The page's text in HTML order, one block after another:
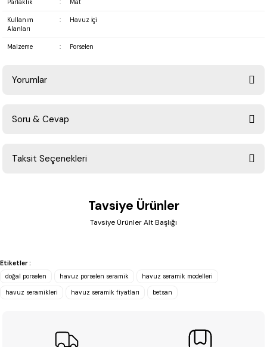
Parlaklık : Mat
Kullanım
Alanları
: Havuz İçi
Malzeme : Porselen
Yorumlar
Soru & Cevap
Soru Sor
Taksit Seçenekleri
Tavsiye Ürünler
Tavsiye Ürünler Alt Başlığı
Betsan Vision Safir İç Bükey (4x33 cm)
Etiketler :
doğal porselen
havuz porselen seramik havuz seramik modelleri
havuz seramikleri havuz seramik fiyatları betsan